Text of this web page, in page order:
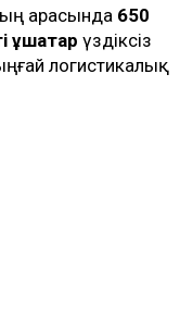
арасында 650
ұшақтар үздіксіз
логистикалық